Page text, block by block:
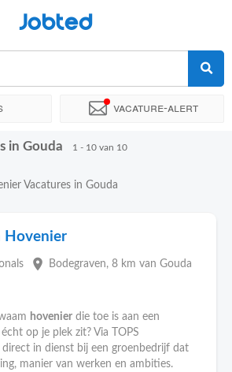
Jobted
Vacature-alert
locatie
in Gouda 1 - 10 van 10
Vacatures in Gouda
Hovenier
place Bodegraven, 8 km van Gouda
hovenier die toe is aan een
op je plek zit? Via TOPS
direct in dienst bij een groenbedrijf dat
manier van werken en ambities.